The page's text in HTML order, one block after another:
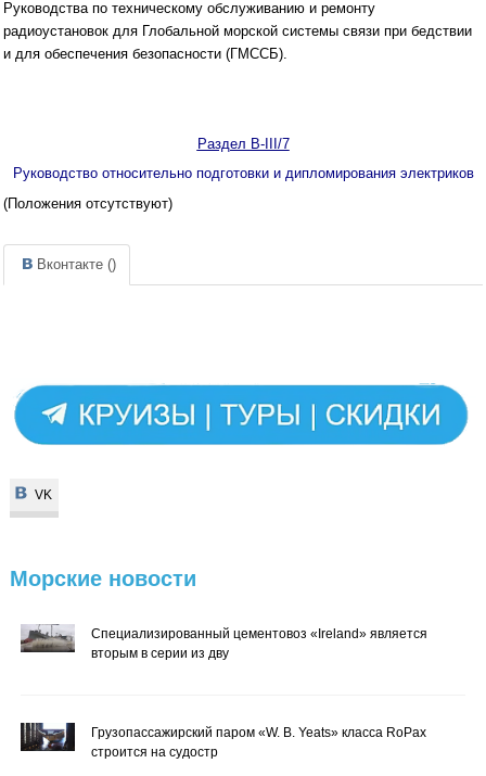
Руководства по техническому обслуживанию и ремонту
радиоустановок для Глобальной морской системы связи при бедствии
и для обеспечения безопасности (ГМССБ).
Раздел B-III/7
Руководство относительно подготовки и дипломирования электриков
(Положения отсутствуют)
Вконтакте ()
VK
VK
Морские новости
Специализированный цементовоз «Ireland» является
вторым в серии из дву
Грузопассажирский паром «W. B. Yeats» класса RoPax
строится на судостр